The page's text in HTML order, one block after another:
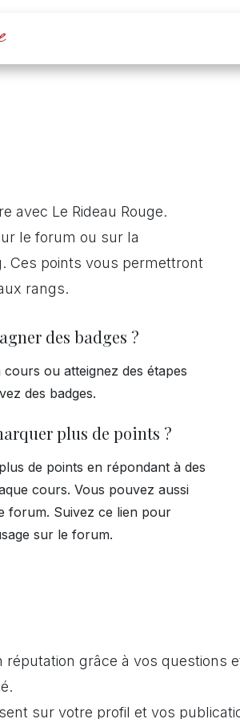
avec Le Rideau Rouge.
le forum ou sur la
Ces points vous permettront
rangs.
des badges ?
ou atteignez des étapes
des badges.
plus de points ?
de points en répondant à des
cours. Vous pouvez aussi
forum. Suivez ce lien pour
sur le forum.
réputation grâce à vos questions
sur votre profil et vos